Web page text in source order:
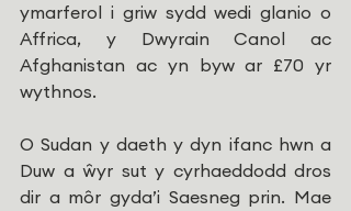
ymarferol i griw sydd wedi glanio o
Affrica, y Dwyrain Canol ac
Afghanistan ac yn byw ar £70 yr
wythnos.
O Sudan y daeth y dyn ifanc hwn a
Duw a ŵyr sut y cyrhaeddodd dros
dir a môr gyda’i Saesneg prin. Mae